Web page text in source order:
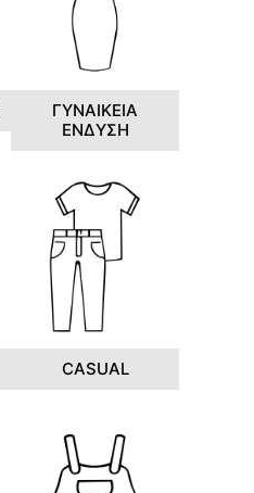
ΓΥΝΑΙΚΕΙΑ
ΕΝΔΥΣΗ
CASUAL